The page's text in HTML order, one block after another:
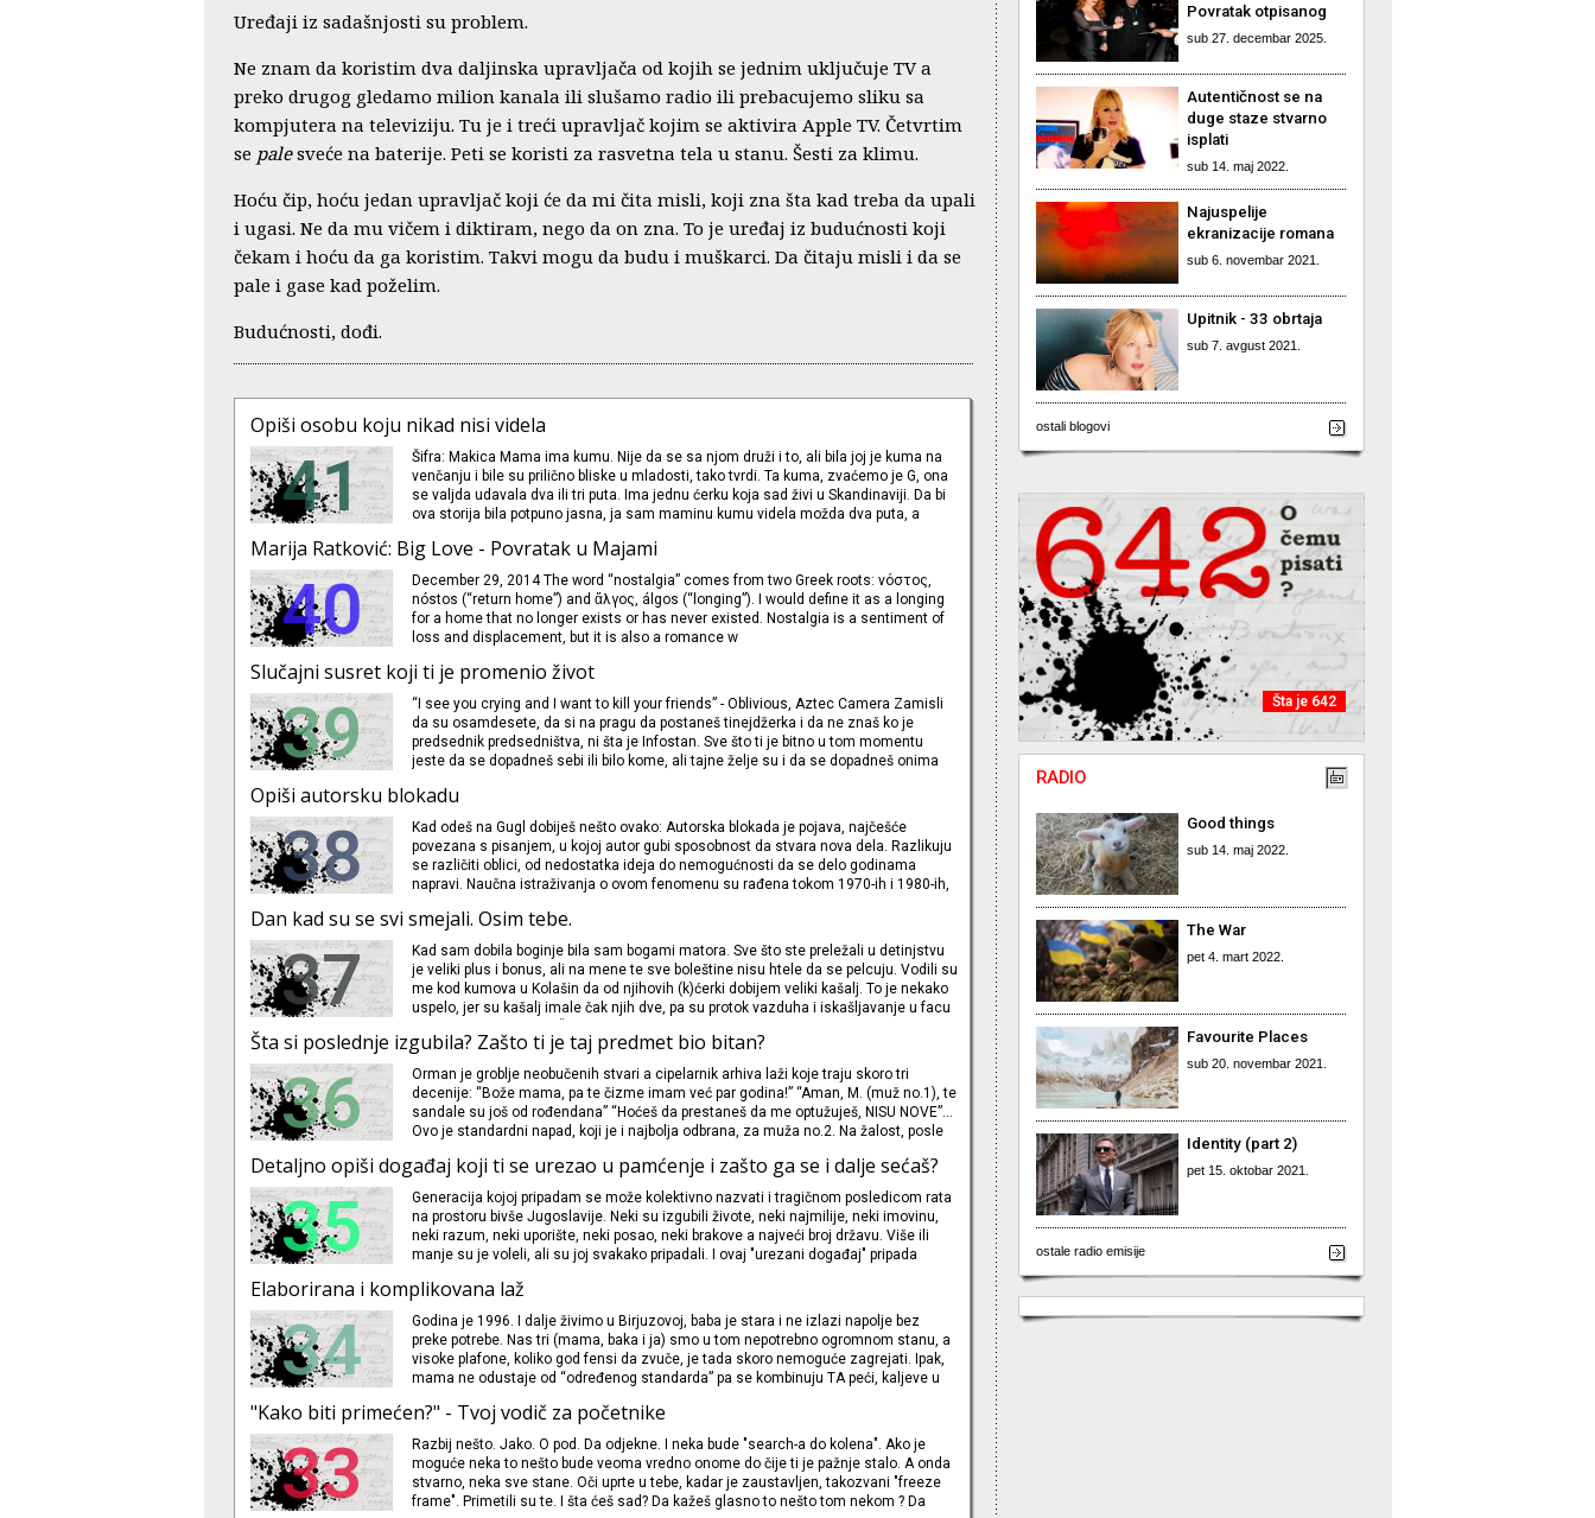
Uređaji iz sadašnjosti su problem.
Ne znam da koristim dva daljinska upravljača od kojih se jednim uključuje TV a
preko drugog gledamo milion kanala ili slušamo radio ili prebacujemo sliku sa
kompjutera na televiziju. Tu je i treći upravljač kojim se aktivira Apple TV. Četvrtim
se palesveće na baterije. Peti se koristi za rasvetna tela u stanu. Šesti za klimu.
Hoću čip, hoću jedan upravljač koji će da mi čita misli, koji zna šta kad treba da upali
i ugasi. Ne da mu vičem i diktiram, nego da on zna. To je uređaj iz budućnosti koji
čekam i hoću da ga koristim. Takvi mogu da budu i muškarci. Da čitaju misli i da se
pale i gase kad poželim.
Budućnosti, dođi.
Opiši osobu koju nikad nisi videla
41
Šifra: Makica Mama ima kumu. Nije da se sa njom druži i to, ali bila joj je kuma na
venčanju i bile su prilično bliske u mladosti, tako tvrdi. Ta kuma, zvaćemo je G, ona
se valjda udavala dva ili tri puta. Ima jednu ćerku koja sad živi u Skandinaviji. Da bi
ova storija bila potpuno jasna, ja sam maminu kumu videla možda dva puta, a
ništa sa njima i ne bih se javila na ulici. Ne zato što s
Marija Ratković: Big Love - Povratak u Majami
40
December 29, 2014 The word “nostalgia” comes from two Greek roots: νόστος,
nóstos (“return home”) and ἄλγος, álgos (“longing”). I would define it as a longing
for a home that no longer exists or has never existed. Nostalgia is a sentiment of
loss and displacement, but it is also a romance w
Slučajni susret koji ti je promenio život
39
“I see you crying and I want to kill your friends” - Oblivious, Aztec Camera Zamisli
da su osamdesete, da si na pragu da postaneš tinejdžerka i da ne znaš ko je
predsednik predsedništva, ni šta je Infostan. Sve što ti je bitno u tom momentu
jeste da se dopadneš sebi ili bilo kome, ali tajne želje su i da se dopadneš onima
stariji od tebe. Sve ti je
Opiši autorsku blokadu
38
Kad odeš na Gugl dobiješ nešto ovako: Autorska blokada je pojava, najčešće
povezana s pisanjem, u kojoj autor gubi sposobnost da stvara nova dela. Razlikuju
se različiti oblici, od nedostatka ideja do nemogućnosti da se delo godinama
napravi. Naučna istraživanja o ovom fenomenu su rađena tokom 1970-ih i 1980-ih,
godine. Pretpostavlja se da je autorska blokada vi&scaron
Dan kad su se svi smejali. Osim tebe.
37
Kad sam dobila boginje bila sam bogami matora. Sve što ste preležali u detinjstvu
je veliki plus i bonus, ali na mene te sve boleštine nisu htele da se pelcuju. Vodili su
me kod kumova u Kolašin da od njihovih (k)ćerki dobijem veliki kašalj. To je nekako
uspelo, jer su kašalj imale čak njih dve, pa su protok vazduha i iskašljavanje u facu
su drugi uče
Šta si poslednje izgubila? Zašto ti je taj predmet bio bitan?
36
Orman je groblje neobučenih stvari a cipelarnik arhiva laži koje traju skoro tri
decenije: “Bože mama, pa te čizme imam već par godina!” “Aman, M. (muž no.1), te
sandale su još od rođendana” “Hoćeš da prestaneš da me optužuješ, NISU NOVE”…
Ovo je standardni napad, koji je i najbolja odbrana, za muža no.2. Na žalost, posle
pazarila j
Detaljno opiši događaj koji ti se urezao u pamćenje i zašto ga se i dalje sećaš?
35
Generacija kojoj pripadam se može kolektivno nazvati i tragičnom posledicom rata
na prostoru bivše Jugoslavije. Neki su izgubili živote, neki najmilije, neki imovinu,
neki razum, neki uporište, neki posao, neki brakove a najveći broj državu. Više ili
manje su je voleli, ali su joj svakako pripadali. I ovaj "urezani događaj" pripada
Elaborirana i komplikovana laž
34
Godina je 1996. I dalje živimo u Birjuzovoj, baba je stara i ne izlazi napolje bez
preke potrebe. Nas tri (mama, baka i ja) smo u tom nepotrebno ogromnom stanu, a
visoke plafone, koliko god fensi da zvuče, je tada skoro nemoguće zagrejati. Ipak,
mama ne odustaje od “određenog standarda” pa se kombinuju TA peći, kaljeve u
Kameničke ulice. Takođe, stan se greje i lažima. Laži su tu da zabave babu kojoj je
neviđeno dosadno. Nesmo
"Kako biti primećen?" - Tvoj vodič za početnike
33
Razbij nešto. Jako. O pod. Da odjekne. I neka bude "search-a do kolena". Ako je
moguće neka to nešto bude veoma vredno onome do čije ti je pažnje stalo. A onda
stvarno, neka sve stane. Oči uprte u tebe, kadar je zaustavljen, takozvani "freeze
frame". Primetili su te. I šta ćeš sad? Da kažeš glasno to nešto tom nekom ? Da
Povratak otpisanog
sub 27. decembar 2025.
Autentičnost se na
duge staze stvarno
isplati
sub 14. maj 2022.
Najuspelije
ekranizacije romana
sub 6. novembar 2021.
Upitnik - 33 obrtaja
sub 7. avgust 2021.
ostali blogovi
Šta je 642
RADIO
Good things
sub 14. maj 2022.
The War
pet 4. mart 2022.
Favourite Places
sub 20. novembar 2021.
Identity (part 2)
pet 15. oktobar 2021.
ostale radio emisije